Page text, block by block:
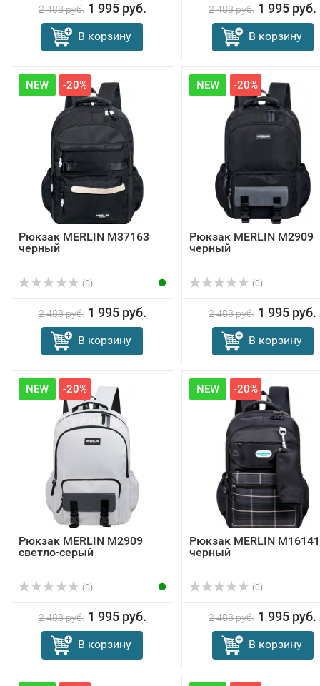
2 488 руб. 1 995 руб.
В корзину
2 488 руб. 1 995 руб.
В корзину
NEW -20%
Рюкзак MERLIN M37163
черный
(0)
2 488 руб. 1 995 руб.
В корзину
NEW -20%
Рюкзак MERLIN M2909
черный
(0)
2 488 руб. 1 995 руб.
В корзину
NEW -20%
Рюкзак MERLIN M2909
светло-серый
(0)
2 488 руб. 1 995 руб.
В корзину
NEW -20%
Рюкзак MERLIN M16141
черный
(0)
2 488 руб. 1 995 руб.
В корзину